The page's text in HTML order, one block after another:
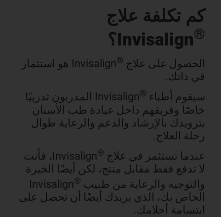
كم تكلفة علاج
®Invisalign؟
الحصول على علاج ®
Invisalign هو استثمار
في ذاتك.
سيقوم أطباء ®
Invisalign المدربون تدريبًا
خاصًا وفريقهم داخل عيادة طب الأسنان
بتزويدك بالإرشاد والدعم والرعاية طوال
رحلة العلاج.
عندما تستثمر في علاج ®
Invisalign، فأنت
لا تدفع فقط مقابل منتج، لكن أيضًا الخبرة
والتوجيه والرعاية من طبيب ®
Invisalign
الخاص بك، الذي يريدك أيضًا أن تحصل على
ابتسامة أحلامك.